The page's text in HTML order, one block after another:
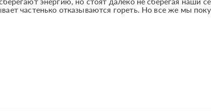
частенько отказываются гореть. Но все же мы